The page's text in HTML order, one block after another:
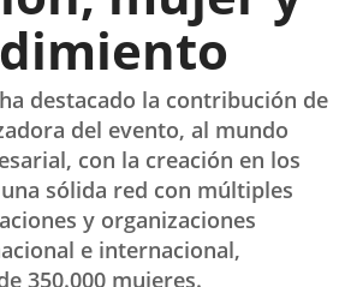
destacado la contribución de
del evento, al mundo
con la creación en los
sólida red con múltiples
y organizaciones
e internacional,
350.000 mujeres.